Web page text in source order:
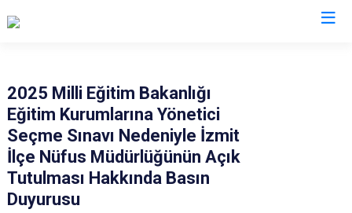
Gebze
Gölcük
Kandıra
Karamürsel
Başiskele
Darıca
Çayırova
2025 Milli Eğitim Bakanlığı
Eğitim Kurumlarına Yönetici
Seçme Sınavı Nedeniyle İzmit
İlçe Nüfus Müdürlüğünün Açık
Tutulması Hakkında Basın
Duyurusu